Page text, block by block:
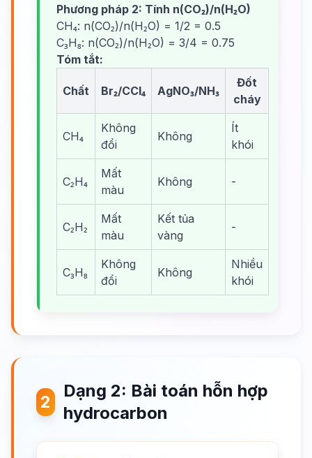
Phương pháp 2: Tính n(CO₂)/n(H₂O)
CH₄: n(CO₂)/n(H₂O) = 1/2 = 0.5
C₃H₈: n(CO₂)/n(H₂O) = 3/4 = 0.75
Tóm tắt:
Chất Br₂/CCl₄ AgNO₃/NH₃
Đốt
cháy
CH₄
Không
đổi
Không
Ít
khói
C₂H₄
Mất
màu
Không -
C₂H₂
Mất
màu
Kết tủa
vàng
-
C₃H₈
Không
đổi
Không
Nhiều
khói
2
Dạng 2: Bài toán hỗn hợp
hydrocarbon